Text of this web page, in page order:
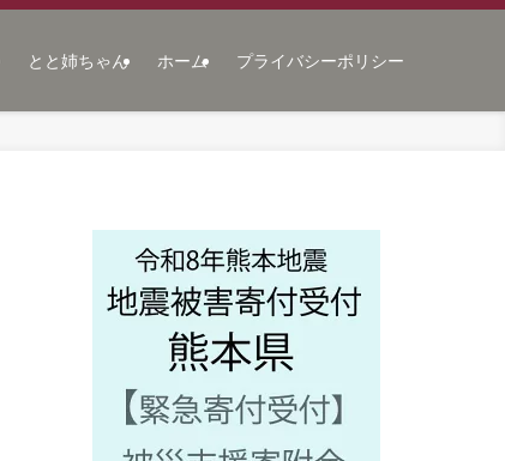
とと姉ちゃん ホーム プライバシーポリシー